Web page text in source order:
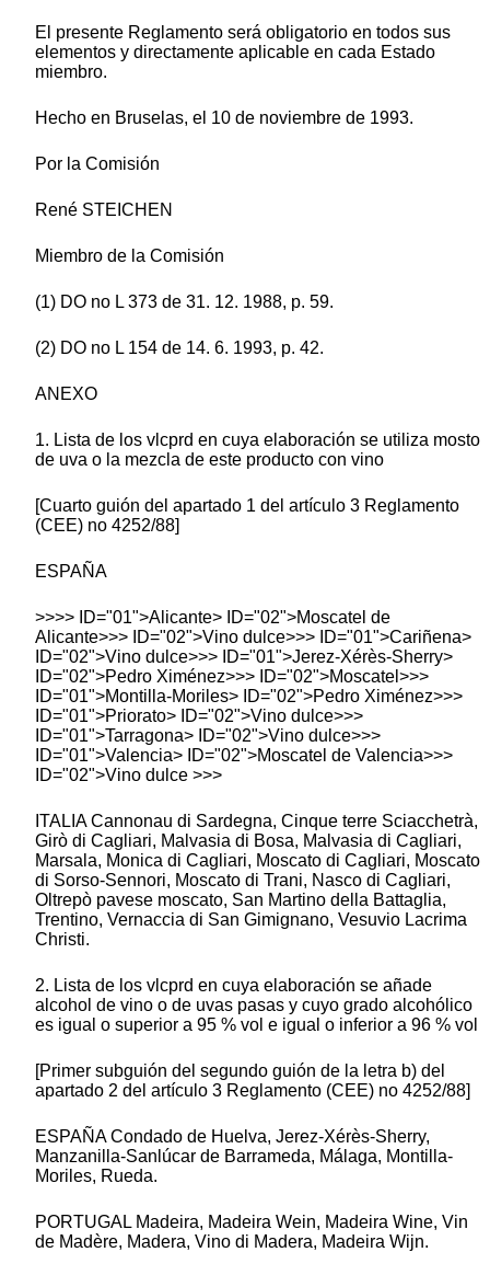
El presente Reglamento será obligatorio en todos sus
elementos y directamente aplicable en cada Estado
miembro.
Hecho en Bruselas, el 10 de noviembre de 1993.
Por la Comisión
René STEICHEN
Miembro de la Comisión
(1) DO no L 373 de 31. 12. 1988, p. 59.
(2) DO no L 154 de 14. 6. 1993, p. 42.
ANEXO
1. Lista de los vlcprd en cuya elaboración se utiliza mosto
de uva o la mezcla de este producto con vino
[Cuarto guión del apartado 1 del artículo 3 Reglamento
(CEE) no 4252/88]
ESPAÑA
>>>> ID="01">Alicante> ID="02">Moscatel de
Alicante>>> ID="02">Vino dulce>>> ID="01">Cariñena>
ID="02">Vino dulce>>> ID="01">Jerez-Xérès-Sherry>
ID="02">Pedro Ximénez>>> ID="02">Moscatel>>>
ID="01">Montilla-Moriles> ID="02">Pedro Ximénez>>>
ID="01">Priorato> ID="02">Vino dulce>>>
ID="01">Tarragona> ID="02">Vino dulce>>>
ID="01">Valencia> ID="02">Moscatel de Valencia>>>
ID="02">Vino dulce >>>
ITALIA Cannonau di Sardegna, Cinque terre Sciacchetrà,
Girò di Cagliari, Malvasia di Bosa, Malvasia di Cagliari,
Marsala, Monica di Cagliari, Moscato di Cagliari, Moscato
di Sorso-Sennori, Moscato di Trani, Nasco di Cagliari,
Oltrepò pavese moscato, San Martino della Battaglia,
Trentino, Vernaccia di San Gimignano, Vesuvio Lacrima
Christi.
2. Lista de los vlcprd en cuya elaboración se añade
alcohol de vino o de uvas pasas y cuyo grado alcohólico
es igual o superior a 95 % vol e igual o inferior a 96 % vol
[Primer subguión del segundo guión de la letra b) del
apartado 2 del artículo 3 Reglamento (CEE) no 4252/88]
ESPAÑA Condado de Huelva, Jerez-Xérès-Sherry,
Manzanilla-Sanlúcar de Barrameda, Málaga, Montilla-
Moriles, Rueda.
PORTUGAL Madeira, Madeira Wein, Madeira Wine, Vin
de Madère, Madera, Vino di Madera, Madeira Wijn.